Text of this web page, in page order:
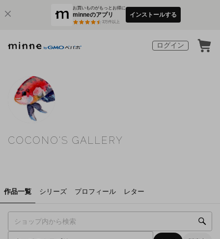
お買いものがもっとお得に
minneのアプリ
3万件以上
インストールする
ログイン
COCONO'S GALLERY
作品一覧 シリーズ プロフィール レター